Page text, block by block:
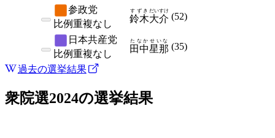
参政党
比例重複なし 鈴木
すずき
大介
だいすけ
(52)
日本共産党
比例重複なし 田中
たなか
星那
せいな
(35)
過去の選挙結果
衆院選2024の選挙結果